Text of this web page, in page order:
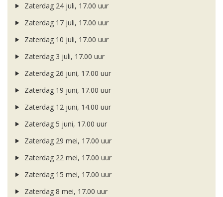
Zaterdag 24 juli, 17.00 uur
Zaterdag 17 juli, 17.00 uur
Zaterdag 10 juli, 17.00 uur
Zaterdag 3 juli, 17.00 uur
Zaterdag 26 juni, 17.00 uur
Zaterdag 19 juni, 17.00 uur
Zaterdag 12 juni, 14.00 uur
Zaterdag 5 juni, 17.00 uur
Zaterdag 29 mei, 17.00 uur
Zaterdag 22 mei, 17.00 uur
Zaterdag 15 mei, 17.00 uur
Zaterdag 8 mei, 17.00 uur